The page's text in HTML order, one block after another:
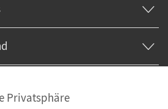
Privatsphäre